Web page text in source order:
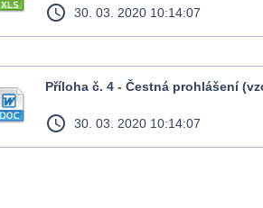
access_time 30. 03. 2020 10:14:07
Příloha č. 4 - Čestná prohlášení
access_time 30. 03. 2020 10:14:07